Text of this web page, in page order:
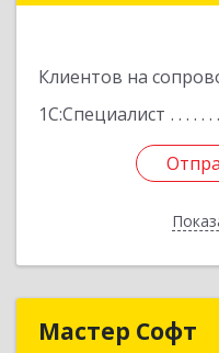
Клиентов на
1С:Специалист
Мастер Софт